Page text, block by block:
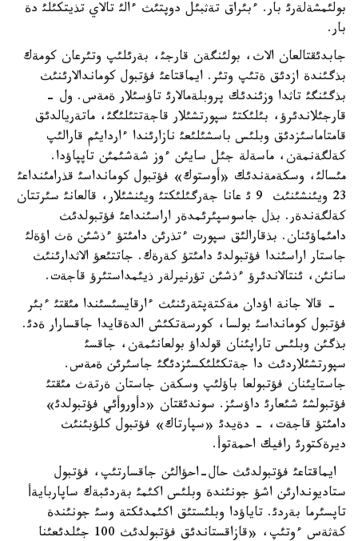
بولئمشةلةرئ بار. ءبئراق تةثبئل دوپتئث ءالئ تالاي تذيتكئلئ دة
بار.
جابدئقتالعان الاث، بولئنگةن قارجئ، بةرئلئپ وتئرعان كومةك
بذگئندة ازدئق ةتئپ وتئر. ايماقتاعئ فؤتبول كوماندالارئنئث
بذگئنگئ تاثدا وزئندئك پروبلةمالارئ تاؤسئلار ةمةس. ول -
قارجئلاندئرؤ، بئلئكتئ سپورتشئلار قاجةتتئلئگئ، ماتةريالدئق
قامتاماسئزدئق وبلئس باسشئلئعئ نازارئندا ءاردايئم قارالئپ
كةلگةنمةن، ماسةلة جئل سايئن ءوز شةشئمئن تاپپاؤدا.
مئسالئ، وسكةمةندئك «أوستوك» فؤتبول كومانداسئ قذرامئنداعئ
23 ويئنشئنئث 9 ئ عانا جةرگئلئكتئ ويئنشئلار، قالعانئ سئرتتان
كةلگةندةر. بذل جاسوسپئرئمدةر اراسئنداعئ فؤتبولدئث
دامئماؤئنان. بذقارالئق سپورت ءتذرئن دامئتؤ ءذشئن ةث اؤةلئ
جاستار اراسئندا فؤتبولدئ دامئتؤ كةرةك. جاتتئعؤ الاثدارئنئث
سانئن، ئنتالاندئرؤ ءذشئن تؤرنيرلةر ذيئمداستئرؤ قاجةت.
- قالا جانة اؤدان مةكتةپتةرئنئث ءارقايسئسئندا مئقتئ ءبئر
فؤتبول كومانداسئ بولسا، كورسةتكئش الدةقايدا جاقسارار ةدئ.
بذگئن وبلئس تاراپئنان قولداؤ بولعانئمةن، جاقسئ
سپورتشئلاردئث دا جةتكئلئكسئزدئگئ جاسئرئن ةمةس.
جاستايئنان فؤتبولعا باؤلئپ وسكةن جاستان ةرتةث مئقتئ
فؤتبولشئ شئعارئ داؤسئز. سوندئقتان «دأوروأئي فؤتبولدئ»
دامئتؤ قاجةت، - دةيدئ «سپارتاك» فؤتبول كلؤبئنئث
ديرةكتورئ رافيك احمةتوأ.
ايماقتاعئ فؤتبولدئث حال-احؤالئن جاقسارتئپ، فؤتبول
ستاديوندارئن اشؤ جونئندة وبلئس اكئمئ بةردئبةك ساپاربايةأ
تاپسئرما بةردئ. تاياؤدا وبلئستئق اكئمدئكتة وسئ جونئندة
كةثةس ءوتئپ، «قازاقستاندئق فؤتبولدئث 100 جئلدئعئنا